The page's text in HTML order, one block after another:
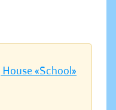
«School»